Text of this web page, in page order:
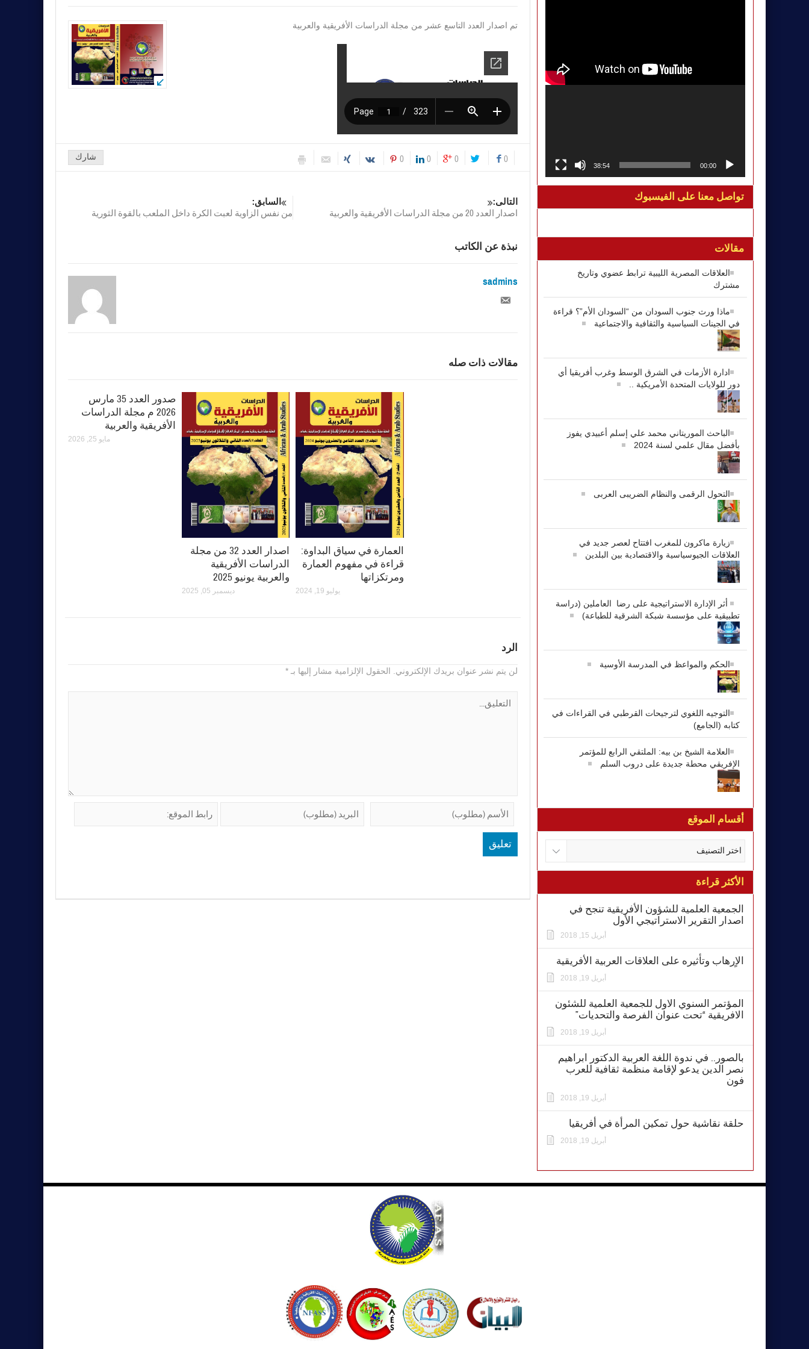
تم اصدار العدد التاسع عشر من مجلة الدراسات الأفريقية والعربية
شارك 0
0
0
0
السابق:
من نفس الزاوية لعبت الكرة داخل الملعب بالقوة الثورية
التالى:
اصدار العدد 20 من مجلة الدراسات الأفريقية والعربية
نبذة عن الكاتب
sadmins
مقالات ذات صله
صدور العدد 35 مارس
2026 م مجلة الدراسات
الأفريقية والعربية
مايو 25, 2026
اصدار العدد 32 من مجلة
الدراسات الأفريقية
والعربية يونيو 2025
ديسمبر 05, 2025
العمارة في سياق البداوة:
قراءة في مفهوم العمارة
ومرتكزاتها
يوليو 19, 2024
الرد
لن يتم نشر عنوان بريدك الإلكتروني. الحقول الإلزامية مشار إليها بـ*
00:00
38:54
تواصل معنا على الفيسبوك
مقالات
العلاقات المصرية الليبية ترابط عضوي وتاريخ
مشترك
ماذا ورث جنوب السودان من “السودان الأم”؟ قراءة
في الجينات السياسية والثقافية والاجتماعية
ادارة الأزمات في الشرق الوسط وغرب أفريقيا أي
دور للولايات المتحدة الأمريكية ..
الباحث الموريتاني محمد علي إسلم أعبيدي يفوز
بأفضل مقال علمي لسنة 2024
التحول الرقمى والنظام الضريبى العربى
زيارة ماكرون للمغرب افتتاح لعصر جديد في
العلاقات الجيوسياسية والاقتصادية بين البلدين
أثر الإدارة الاستراتيجية على رضا العاملين (دراسة
تطبيقية على مؤسسة شبكة الشرقية للطباعة)
الحكم والمواعظ في المدرسة الأوسية
التوجيه اللغوي لترجيحات القرطبي في القراءات في
كتابه (الجامع)
العلامة الشيخ بن بيه: الملتقي الرابع للمؤتمر
الإفريقي محطة جديدة على دروب السلم
أقسام الموقع
الأكثر قراءة
الجمعية العلمية للشؤون الأفريقية تنجح في
اصدار التقرير الاستراتيجي الأول
أبريل 15, 2018
الاٍرهاب وتأثيره على العلاقات العربية الأفريقية
أبريل 19, 2018
المؤتمر السنوي الاول للجمعية العلمية للشئون
الافريقية “تحت عنوان الفرصة والتحديات”
أبريل 19, 2018
بالصور.. في ندوة اللغة العربية الدكتور ابراهيم
نصر الدين يدعو لإقامة منظمة ثقافية للعرب
فون
أبريل 19, 2018
حلقة نقاشية حول تمكين المرأة في أفريقيا
أبريل 19, 2018